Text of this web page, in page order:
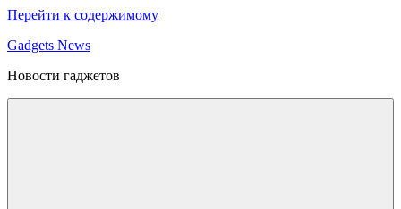
Перейти к содержимому
Gadgets News
Новости гаджетов